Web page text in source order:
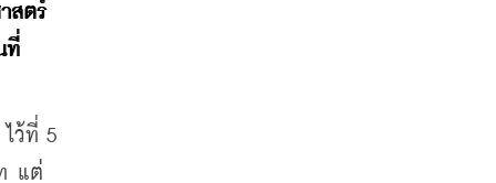
สตร์
ที่
ว้ที่ 5
แต่